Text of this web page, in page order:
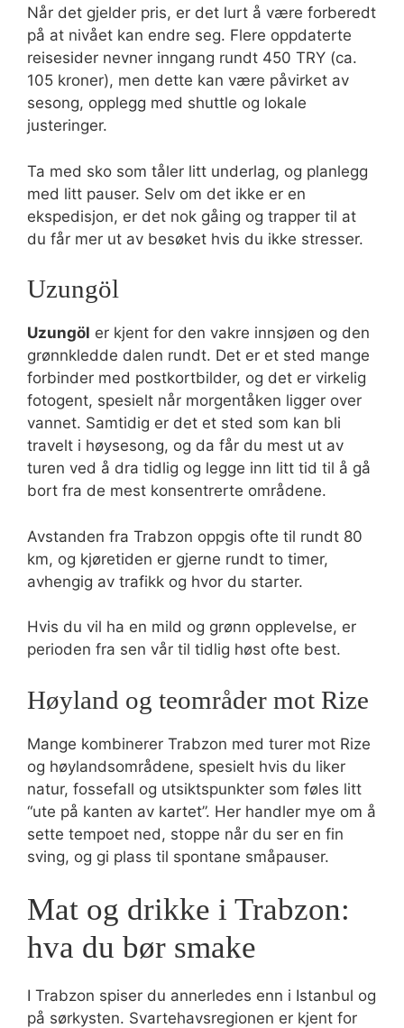
Når det gjelder pris, er det lurt å være forberedt
på at nivået kan endre seg. Flere oppdaterte
reisesider nevner inngang rundt 450 TRY (ca.
105 kroner), men dette kan være påvirket av
sesong, opplegg med shuttle og lokale
justeringer.
Ta med sko som tåler litt underlag, og planlegg
med litt pauser. Selv om det ikke er en
ekspedisjon, er det nok gåing og trapper til at
du får mer ut av besøket hvis du ikke stresser.
Uzungöl
Uzungöl er kjent for den vakre innsjøen og den
grønnkledde dalen rundt. Det er et sted mange
forbinder med postkortbilder, og det er virkelig
fotogent, spesielt når morgentåken ligger over
vannet. Samtidig er det et sted som kan bli
travelt i høysesong, og da får du mest ut av
turen ved å dra tidlig og legge inn litt tid til å gå
bort fra de mest konsentrerte områdene.
Avstanden fra Trabzon oppgis ofte til rundt 80
km, og kjøretiden er gjerne rundt to timer,
avhengig av trafikk og hvor du starter.
Hvis du vil ha en mild og grønn opplevelse, er
perioden fra sen vår til tidlig høst ofte best.
Høyland og teområder mot Rize
Mange kombinerer Trabzon med turer mot Rize
og høylandsområdene, spesielt hvis du liker
natur, fossefall og utsiktspunkter som føles litt
“ute på kanten av kartet”. Her handler mye om å
sette tempoet ned, stoppe når du ser en fin
sving, og gi plass til spontane småpauser.
Mat og drikke i Trabzon:
hva du bør smake
I Trabzon spiser du annerledes enn i Istanbul og
på sørkysten. Svartehavsregionen er kjent for